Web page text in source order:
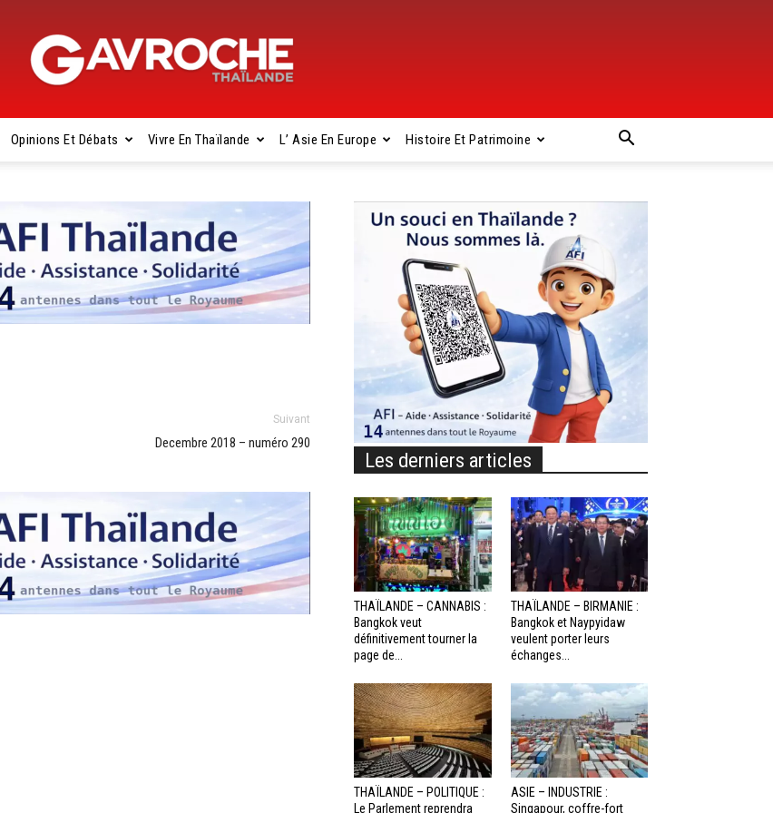
Gavroche
Thaïlande
Opinions Et Débats Vivre En Thaïlande L’ Asie En Europe Histoire Et Patrimoine
Suivant
Decembre 2018 – numéro 290
Les derniers articles
THAÏLANDE – CANNABIS :
Bangkok veut
définitivement tourner la
page de...
THAÏLANDE – BIRMANIE :
Bangkok et Naypyidaw
veulent porter leurs
échanges...
THAÏLANDE – POLITIQUE :
Le Parlement reprendra
ASIE – INDUSTRIE :
Singapour, coffre-fort